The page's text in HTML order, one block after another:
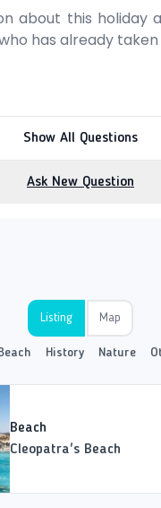
about this holiday
has already
Show All Questions
Ask New Question
Listing Map
History Nature
Beach
Cleopatra's Beach